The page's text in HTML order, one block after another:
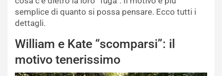
semplice di quanto si possa pensare. Ecco tutti i
dettagli.
William e Kate “scomparsi”: il
motivo tenerissimo